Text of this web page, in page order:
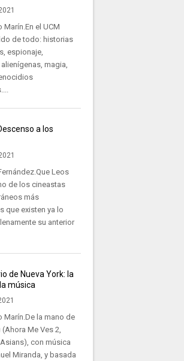
Marín.En el UCM
de todo: historias
espionaje,
magia,
a los
Leos
de los cineastas
más
que existen ya lo
su anterior
de Nueva York: la
música
Marín.De la mano de
Me Ves 2,
con música
Miranda, y basada